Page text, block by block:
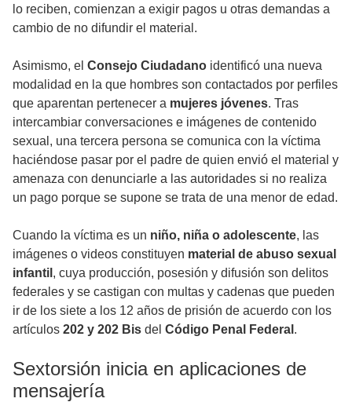
lo reciben, comienzan a exigir pagos u otras demandas a
cambio de no difundir el material.
Asimismo, el Consejo Ciudadano identificó una nueva
modalidad en la que hombres son contactados por perfiles
que aparentan pertenecer a mujeres jóvenes. Tras
intercambiar conversaciones e imágenes de contenido
sexual, una tercera persona se comunica con la víctima
haciéndose pasar por el padre de quien envió el material y
amenaza con denunciarle a las autoridades si no realiza
un pago porque se supone se trata de una menor de edad.
Cuando la víctima es un niño, niña o adolescente, las
imágenes o videos constituyen material de abuso sexual
infantil , cuya producción, posesión y difusión son delitos
federales y se castigan con multas y cadenas que pueden
ir de los siete a los 12 años de prisión de acuerdo con los
artículos 202 y 202 Bis del Código Penal Federal .
Sextorsión inicia en aplicaciones de
mensajería